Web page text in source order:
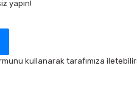
yapın!
kullanarak tarafımıza